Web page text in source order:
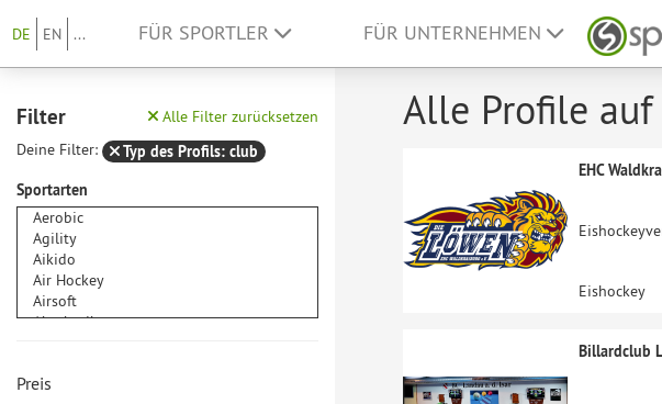
DE EN ... FÜR SPORTLER FÜR UNTERNEHMEN
Alle Filter zurücksetzen
Filter
Deine Filter:
Typ des Profils: club
Sportarten
Preis
Alle Profile
EHC
Eishockey
Billardclub